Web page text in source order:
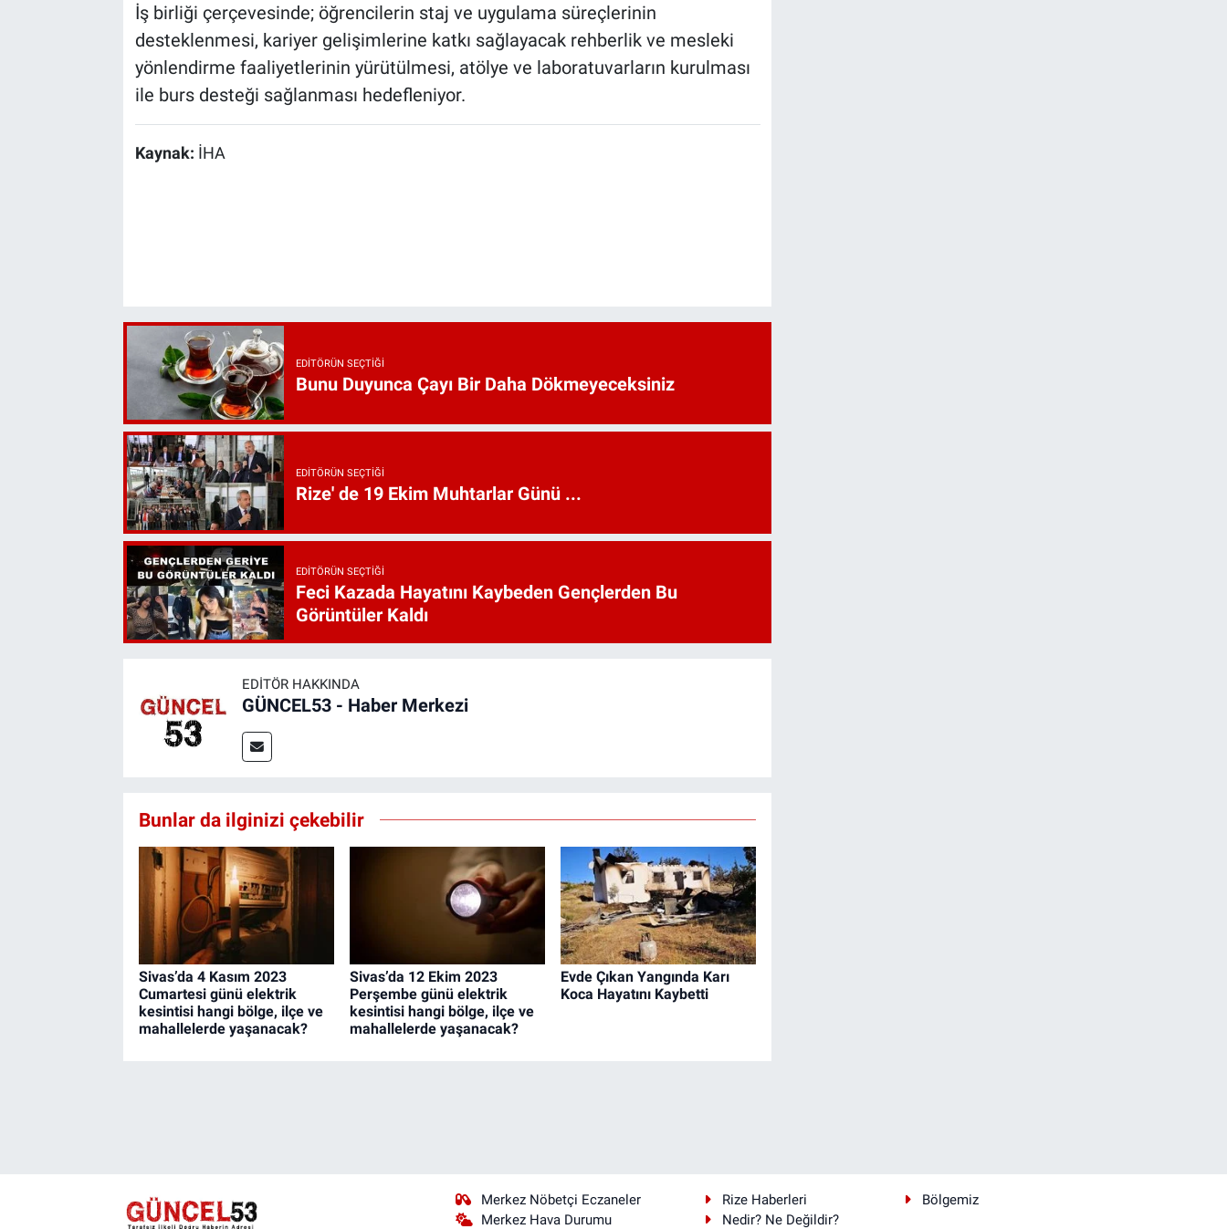
İş birliği çerçevesinde; öğrencilerin staj ve uygulama süreçlerinin
desteklenmesi, kariyer gelişimlerine katkı sağlayacak rehberlik ve mesleki
yönlendirme faaliyetlerinin yürütülmesi, atölye ve laboratuvarların kurulması
ile burs desteği sağlanması hedefleniyor.
Kaynak: İHA
EDITÖRÜN SEÇTIĞI
Bunu Duyunca Çayı Bir Daha Dökmeyeceksiniz
EDITÖRÜN SEÇTIĞI
Rize' de 19 Ekim Muhtarlar Günü ...
EDITÖRÜN SEÇTIĞI
Feci Kazada Hayatını Kaybeden Gençlerden Bu
Görüntüler Kaldı
EDITÖR HAKKINDA
GÜNCEL53 - Haber Merkezi
Bunlar da ilginizi çekebilir
Sivas’da 4 Kasım 2023
Cumartesi günü elektrik
kesintisi hangi bölge, ilçe ve
mahallelerde yaşanacak?
Sivas’da 12 Ekim 2023
Perşembe günü elektrik
kesintisi hangi bölge, ilçe ve
mahallelerde yaşanacak?
Evde Çıkan Yangında Karı
Koca Hayatını Kaybetti
Merkez Nöbetçi Eczaneler
Merkez Hava Durumu
Rize Haberleri
Bölgemiz
Nedir? Ne Değildir?